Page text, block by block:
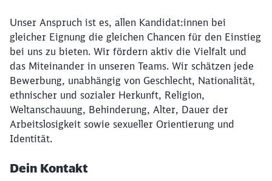
Unser Anspruch ist es, allen Kandidat:innen bei
gleicher Eignung die gleichen Chancen für den Einstieg
bei uns zu bieten. Wir fördern aktiv die Vielfalt und
das Miteinander in unseren Teams. Wir schätzen jede
Bewerbung, unabhängig von Geschlecht, Nationalität,
ethnischer und sozialer Herkunft, Religion,
Weltanschauung, Behinderung, Alter, Dauer der
Arbeitslosigkeit sowie sexueller Orientierung und
Identität.
Dein Kontakt